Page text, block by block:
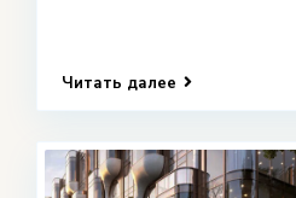
Читать далее